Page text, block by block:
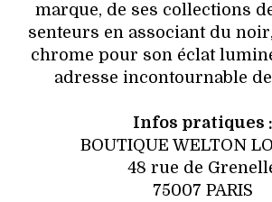
marque, de ses collections
senteurs en associant du
chrome pour son éclat
adresse incontournable
Infos pratiques :
BOUTIQUE WELTON
48 rue de
75007 PARIS